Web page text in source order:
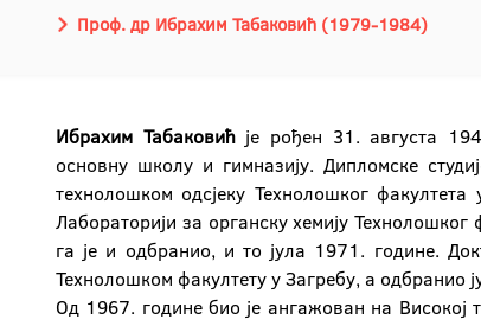
Проф. др Ибрахим Табаковић (1979-1984)
Ибрахим Табаковићје рођен 31. августа
основну школу и гимназију. Дипломске
технолошком одсјеку Технолошког
Лабораторији за органску хемију
га је и одбранио, и то јула 1971. године.
Технолошком факултету у Загребу, а одбранио
Од 1967. године био је ангажован на Високој